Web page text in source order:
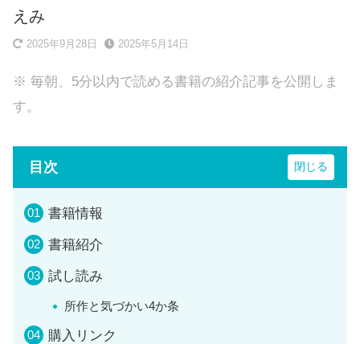
えみ
2025年9月28日 2025年5月14日
※ 毎朝、5分以内で読める書籍の紹介記事を公開しま
す。
目次
書籍情報
書籍紹介
試し読み
所作と気づかい4か条
購入リンク